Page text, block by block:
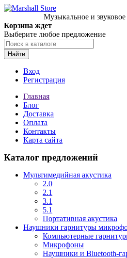
Музыкальное и
Корзина ждет
Выберите любое предложение
Найти
Вход
Регистрация
Главная
Блог
Доставка
Оплата
Контакты
Карта сайта
Каталог предложений
Мультимедийная акустика
2.0
2.1
3.1
5.1
Портативная акустика
Наушники гарнитуры
Компьютерные
Микрофоны
Наушники и Bluetooth-